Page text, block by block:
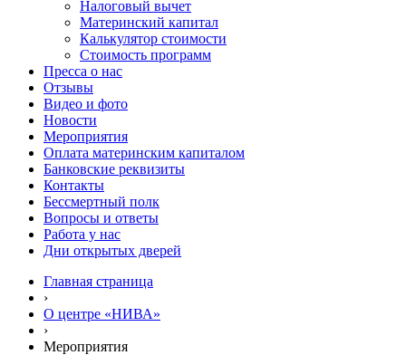
Налоговый вычет
Материнский капитал
Калькулятор стоимости
Стоимость программ
Пресса о нас
Отзывы
Видео и фото
Новости
Мероприятия
Оплата материнским капиталом
Банковские реквизиты
Контакты
Бессмертный полк
Вопросы и ответы
Работа у нас
Дни открытых дверей
Главная страница
›
О центре «НИВА»
›
Мероприятия